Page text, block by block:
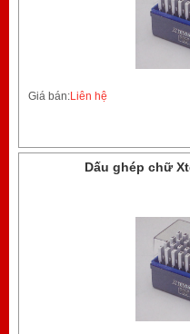
Giá bán:Liên hệ
Dấu ghép chữ